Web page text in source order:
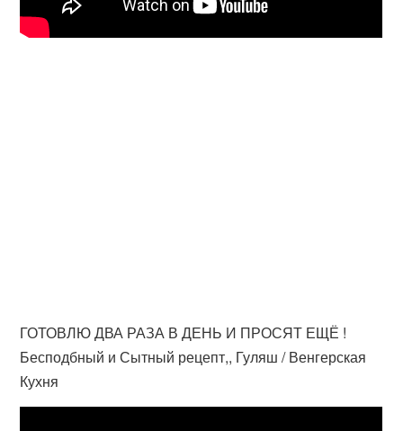
ГОТОВЛЮ ДВА РАЗА В ДЕНЬ И ПРОСЯТ ЕЩЁ !
Бесподбный и Сытный рецепт,, Гуляш / Венгерская
Кухня